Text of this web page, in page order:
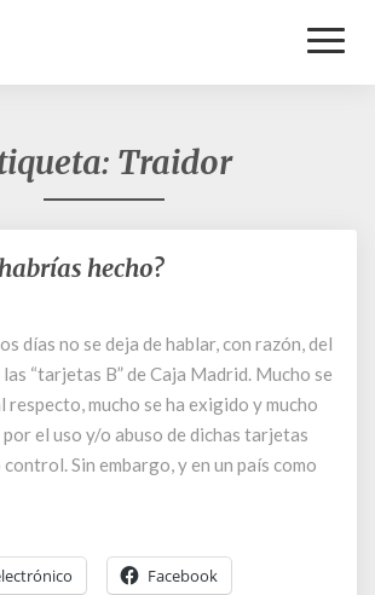
Traidor
hecho?
días no se deja de hablar, con razón, del
“tarjetas B” de Caja Madrid. Mucho se
respecto, mucho se ha exigido y mucho
el uso y/o abuso de dichas tarjetas
Sin embargo, y en un país como
Facebook